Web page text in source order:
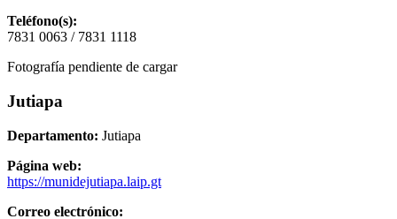
Teléfono(s):
7831 0063 / 7831 1118
Fotografía pendiente de cargar
Jutiapa
Departamento: Jutiapa
Página web:
https://munidejutiapa.laip.gt
Correo electrónico: